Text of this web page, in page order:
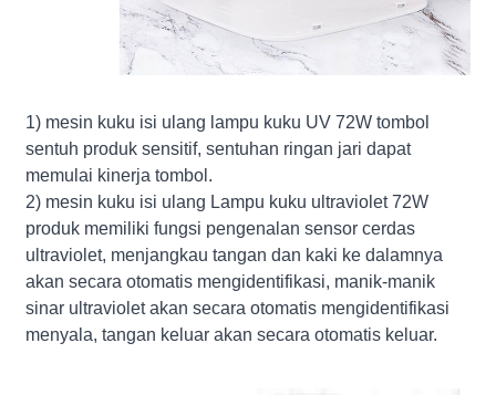
1) mesin kuku isi ulang lampu kuku UV 72W tombol
sentuh produk sensitif, sentuhan ringan jari dapat
memulai kinerja tombol.
2) mesin kuku isi ulang Lampu kuku ultraviolet 72W
produk memiliki fungsi pengenalan sensor cerdas
ultraviolet, menjangkau tangan dan kaki ke dalamnya
akan secara otomatis mengidentifikasi, manik-manik
sinar ultraviolet akan secara otomatis mengidentifikasi
menyala, tangan keluar akan secara otomatis keluar.